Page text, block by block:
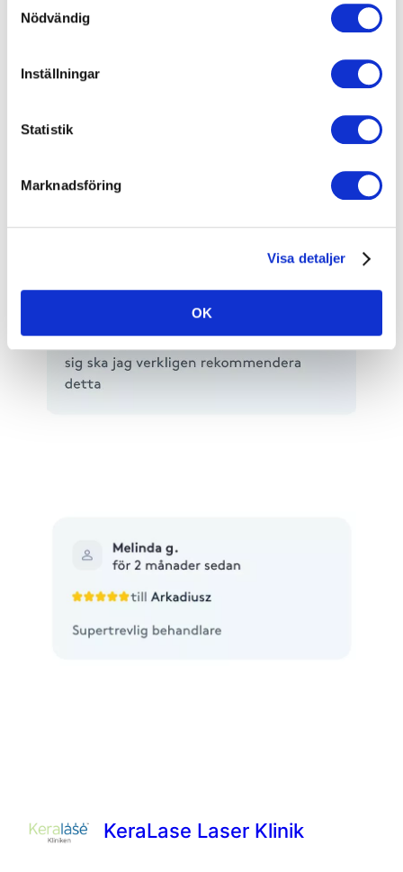
Nödvändig
Inställningar
Statistik
Marknadsföring
Visa detaljer
OK
KeraLase Laser Klinik